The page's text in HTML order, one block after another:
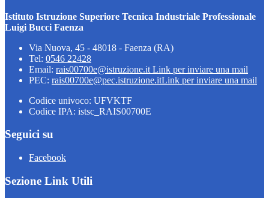
Istituto Istruzione Superiore Tecnica Industriale Professionale
Luigi Bucci Faenza
Via Nuova, 45 - 48018 - Faenza (RA)
Tel: 0546 22428
Email: rais00700e@istruzione.it Link per inviare una mail
PEC: rais00700e@pec.istruzione.itLink per inviare una mail
Codice univoco: UFVKTF
Codice IPA: istsc_RAIS00700E
Seguici su
Facebook
Sezione Link Utili